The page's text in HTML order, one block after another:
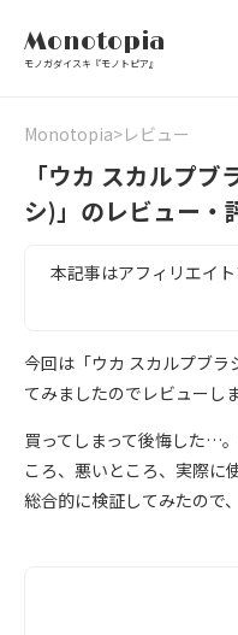
Monotopia
モノガダイスキ『モノトピア』
Monotopia レビュー
「ウカ スカルプ
シ)」のレビュー・
本記事はアフィリエイ
今回は「ウカ スカルプブラ
てみましたのでレビューし
買ってしまって後悔した…
ころ、悪いところ、実際に
総合的に検証してみたので